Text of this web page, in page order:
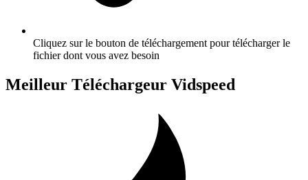
Cliquez sur le bouton de téléchargement pour télécharger le
fichier dont vous avez besoin
Meilleur Téléchargeur Vidspeed